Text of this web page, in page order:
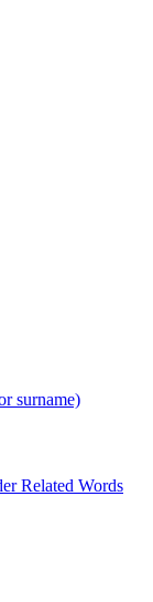
surname)
Related Words